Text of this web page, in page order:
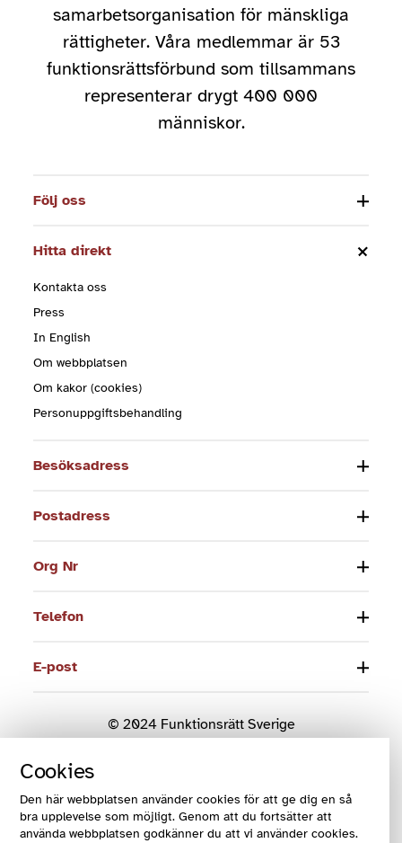
Cookies
Den här webbplatsen använder cookies för att ge dig en så
bra upplevelse som möjligt. Genom att du fortsätter att
använda webbplatsen godkänner du att vi använder cookies.
samarbetsorganisation för mänskliga
rättigheter. Våra medlemmar är 53
funktionsrättsförbund som tillsammans
representerar drygt 400 000
människor.
Följ oss
Hitta direkt
Kontakta oss
Press
In English
Om webbplatsen
Om kakor (cookies)
Personuppgiftsbehandling
Besöksadress
Postadress
Org Nr
Telefon
E-post
© 2024 Funktionsrätt Sverige
COOKIEINSTÄLLNINGAR